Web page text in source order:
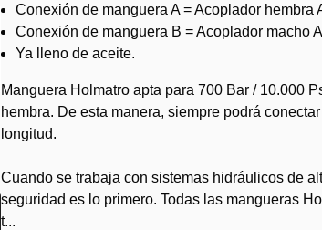
Conexión de manguera A = Acoplador hembra
Conexión de manguera B = Acoplador macho
Ya lleno de aceite.
Manguera Holmatro apta para 700 Bar / 10.000
hembra. De esta manera, siempre podrá
longitud.
Cuando se trabaja con sistemas hidráulicos de
seguridad es lo primero. Todas las mangueras
t...